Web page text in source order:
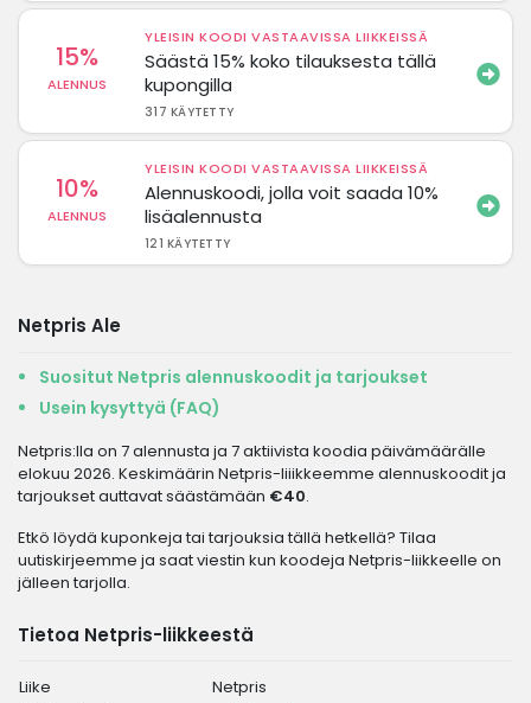
15%
ALENNUS
YLEISIN KOODI VASTAAVISSA LIIKKEISSÄ
Säästä 15% koko tilauksesta tällä
kupongilla
317 KÄYTETTY
10%
ALENNUS
YLEISIN KOODI VASTAAVISSA LIIKKEISSÄ
Alennuskoodi, jolla voit saada 10%
lisäalennusta
121 KÄYTETTY
Netpris Ale
Suositut Netpris alennuskoodit ja tarjoukset
Usein kysyttyä (FAQ)
Netpris:lla on 7 alennusta ja 7 aktiivista koodia päivämäärälle
elokuu 2026. Keskimäärin Netpris-liiikkeemme alennuskoodit ja
tarjoukset auttavat säästämään €40.
Etkö löydä kuponkeja tai tarjouksia tällä hetkellä? Tilaa
uutiskirjeemme ja saat viestin kun koodeja Netpris-liikkeelle on
jälleen tarjolla.
Tietoa Netpris-liikkeestä
Liike
Netpris